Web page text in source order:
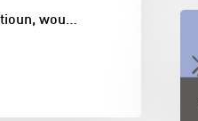
wou…